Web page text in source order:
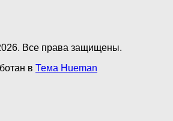
Все права защищены.
в Тема Hueman